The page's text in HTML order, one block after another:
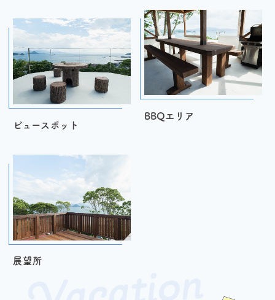
ビュースポット
BBQエリア
展望所